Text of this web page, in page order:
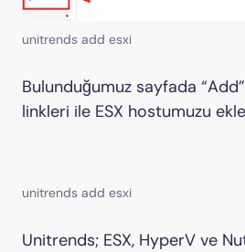
unitrends add esxi
Bulunduğumuz sayfada
linkleri ile ESX hostumuzu
unitrends add esxi
Unitrends; ESX, HyperV ve